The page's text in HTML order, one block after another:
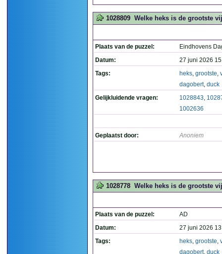
1028809 Welke heks is de grootste
Plaats van de puzzel:
Eindhovens
Datum:
27 juni 2026
Tags:
heks, grootste,
dagobert, duck
Gelijkluidende vragen:
1028843,
1002636
Geplaatst door: Anoniem
1028778 Welke heks is de grootste
Plaats van de puzzel:
AD
Datum:
27 juni 2026
Tags:
heks, grootste,
dagobert, duck